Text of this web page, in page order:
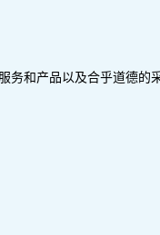
和产品以及合乎道德的